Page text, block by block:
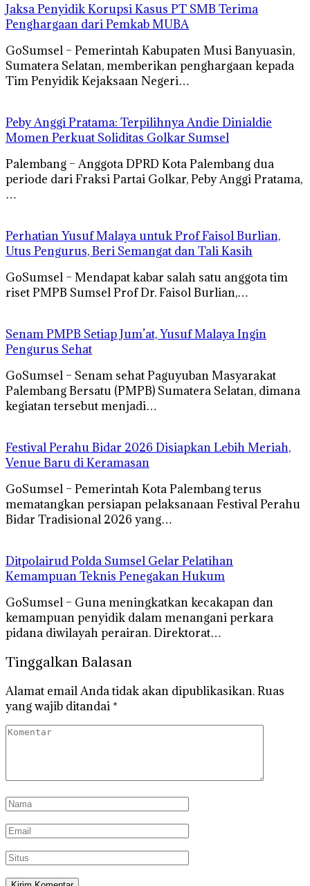
Jaksa Penyidik Korupsi Kasus PT SMB Terima
Penghargaan dari Pemkab MUBA
GoSumsel – Pemerintah Kabupaten Musi Banyuasin,
Sumatera Selatan, memberikan penghargaan kepada
Tim Penyidik Kejaksaan Negeri…
Peby Anggi Pratama: Terpilihnya Andie Dinialdie
Momen Perkuat Soliditas Golkar Sumsel
Palembang – Anggota DPRD Kota Palembang dua
periode dari Fraksi Partai Golkar, Peby Anggi Pratama,
…
Perhatian Yusuf Malaya untuk Prof Faisol Burlian,
Utus Pengurus, Beri Semangat dan Tali Kasih
GoSumsel – Mendapat kabar salah satu anggota tim
riset PMPB Sumsel Prof Dr. Faisol Burlian,…
Senam PMPB Setiap Jum’at, Yusuf Malaya Ingin
Pengurus Sehat
GoSumsel – Senam sehat Paguyuban Masyarakat
Palembang Bersatu (PMPB) Sumatera Selatan, dimana
kegiatan tersebut menjadi…
Festival Perahu Bidar 2026 Disiapkan Lebih Meriah,
Venue Baru di Keramasan
GoSumsel – Pemerintah Kota Palembang terus
mematangkan persiapan pelaksanaan Festival Perahu
Bidar Tradisional 2026 yang…
Ditpolairud Polda Sumsel Gelar Pelatihan
Kemampuan Teknis Penegakan Hukum
GoSumsel – Guna meningkatkan kecakapan dan
kemampuan penyidik dalam menangani perkara
pidana diwilayah perairan. Direktorat…
Tinggalkan Balasan
Alamat email Anda tidak akan dipublikasikan.Ruas
yang wajib ditandai *